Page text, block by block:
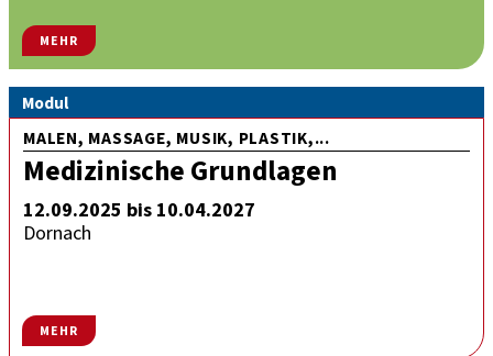
MEHR
Modul
MALEN, MASSAGE, MUSIK, PLASTIK,...
Medizinische Grundlagen
12.09.2025 bis 10.04.2027
Dornach
MEHR